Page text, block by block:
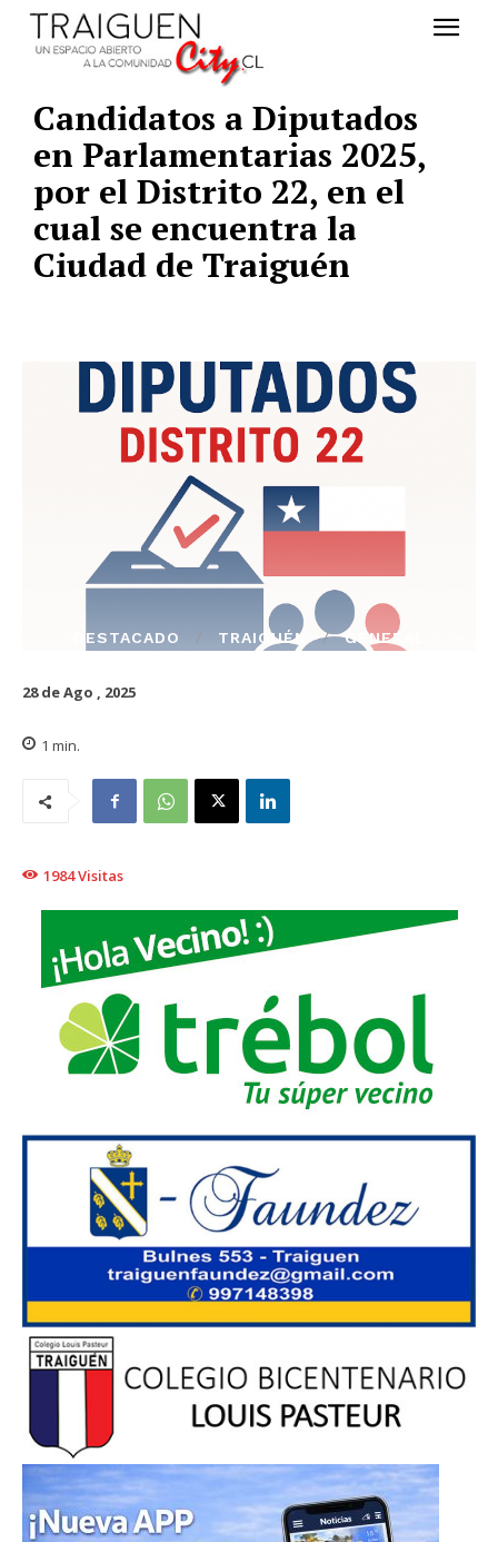
Candidatos a Diputados
en Parlamentarias 2025,
por el Distrito 22, en el
cual se encuentra la
Ciudad de Traiguén
DESTACADO TRAIGUÉN GENERAL
28 de Ago , 2025
1 min.
1984Visitas